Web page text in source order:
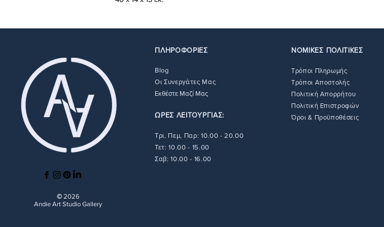
© 2026
Andie Art Studio Gallery
ΠΛΗΡΟΦΟΡΙΕΣ
Blog
Οι Συνεργάτες Μας
Εκθέστε Μαζί Μας
ΩΡΕΣ ΛΕΙΤΟΥΡΓΙΑΣ:
Τρι, Πεμ, Παρ: 10.00 - 20.00
Τετ: 10.00 - 15.00
Σαβ: 10.00 - 16.00
ΝΟΜΙΚΕΣ ΠΟΛΙΤΙΚΕΣ
Τρόποι Πληρωμής
Τρόποι Αποστολής
Πολιτική Απορρήτου
Πολιτική Επιστροφών
Όροι & Προϋποθέσεις